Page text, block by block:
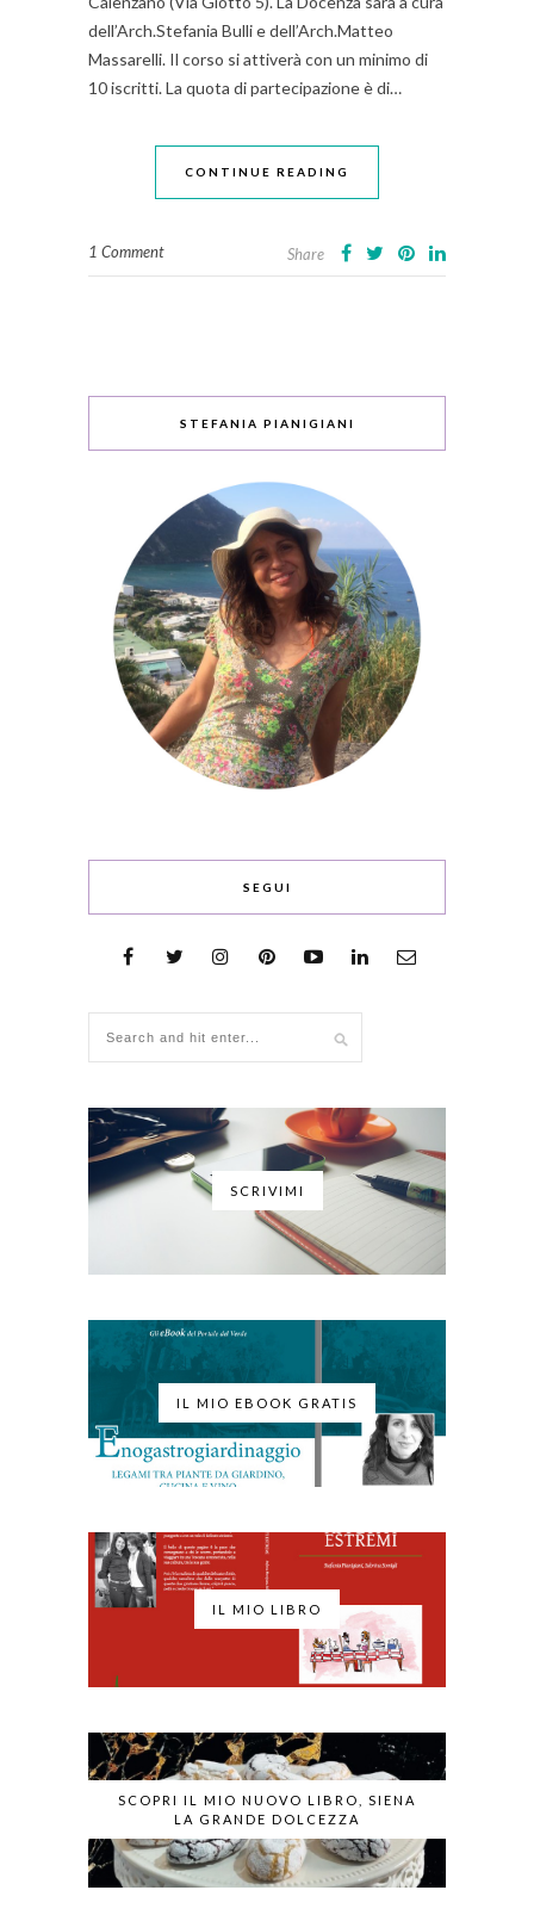
dell’Arch.Stefania Bulli e dell’Arch.Matteo
Massarelli. Il corso si attiverà con un minimo di
10 iscritti. La quota di partecipazione è di…
CONTINUE READING
1 Comment Share
STEFANIA PIANIGIANI
SEGUI
SCRIVIMI
IL MIO EBOOK GRATIS
IL MIO LIBRO
SCOPRI IL MIO NUOVO LIBRO, SIENA
LA GRANDE DOLCEZZA